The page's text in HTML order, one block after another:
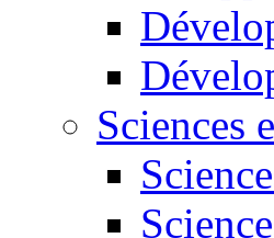
Sciences